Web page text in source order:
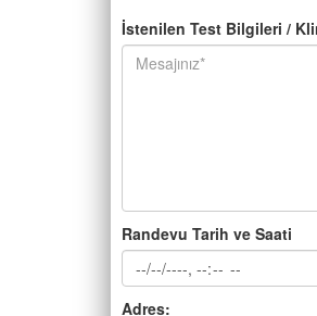
İstenilen Test Bilgileri /
Randevu Tarih ve Saati
Adres: